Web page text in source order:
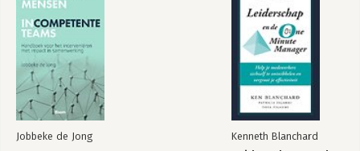
Jobbeke de Jong Kenneth Blanchard